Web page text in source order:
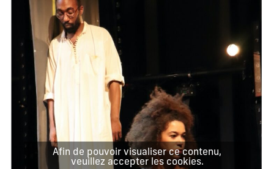
Afin de pouvoir visualiser ce contenu,
veuillez accepter les cookies.